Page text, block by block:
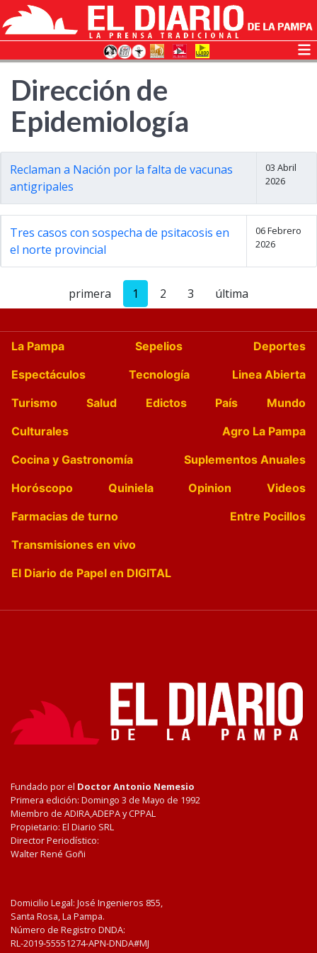
Dirección de
Epidemiología
Reclaman a Nación por la falta de vacunas
antigripales
03 Abril
2026
Tres casos con sospecha de psitacosis en
el norte provincial
06 Febrero
2026
primera 1 2 3 última
La Pampa Sepelios
Deportes
Espectáculos
Tecnología
Linea Abierta
Turismo
Salud Edictos País
Mundo
Culturales
Agro La Pampa
Cocina y Gastronomía
Suplementos Anuales
Horóscopo
Quiniela Opinion
Videos
Farmacias de turno
Entre Pocillos
Transmisiones en vivo
El Diario de Papel en DIGITAL
Fundado por el Doctor Antonio Nemesio
Primera edición: Domingo 3 de Mayo de 1992
Miembro de ADIRA,ADEPA y CPPAL
Propietario: El Diario SRL
Director Periodístico:
Walter René Goñi
Domicilio Legal: José Ingenieros 855,
Santa Rosa, La Pampa.
Número de Registro DNDA:
RL-2019-55551274-APN-DNDA#MJ